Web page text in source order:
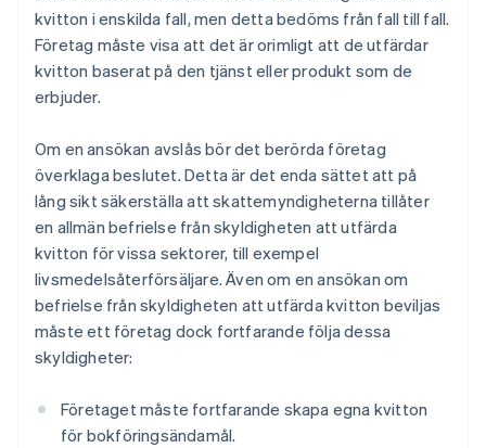
kvitton i enskilda fall, men detta bedöms från fall till fall.
Företag måste visa att det är orimligt att de utfärdar
kvitton baserat på den tjänst eller produkt som de
erbjuder.
Om en ansökan avslås bör det berörda företag
överklaga beslutet. Detta är det enda sättet att på
lång sikt säkerställa att skattemyndigheterna tillåter
en allmän befrielse från skyldigheten att utfärda
kvitton för vissa sektorer, till exempel
livsmedelsåterförsäljare. Även om en ansökan om
befrielse från skyldigheten att utfärda kvitton beviljas
måste ett företag dock fortfarande följa dessa
skyldigheter:
Företaget måste fortfarande skapa egna kvitton
för bokföringsändamål.